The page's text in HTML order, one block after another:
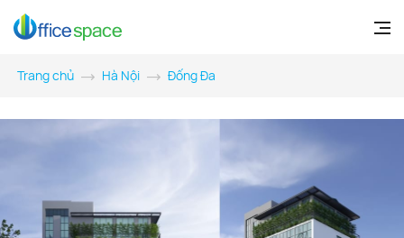
Trang chủ Hà Nội Đống Đa